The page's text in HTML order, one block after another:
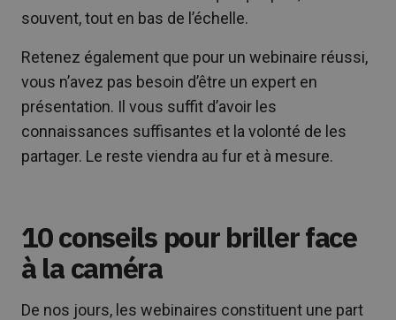
souvent, tout en bas de l’échelle.
Retenez également que pour un webinaire réussi,
vous n’avez pas besoin d’être un expert en
présentation. Il vous suffit d’avoir les
connaissances suffisantes et la volonté de les
partager. Le reste viendra au fur et à mesure.
10 conseils pour briller face
à la caméra
De nos jours, les webinaires constituent une part